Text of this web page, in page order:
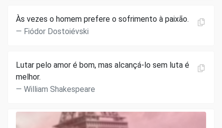
Às vezes o homem prefere o sofrimento à paixão.
Fiódor Dostoiévski
Lutar pelo amor é bom, mas alcançá-lo sem luta é
melhor.
William Shakespeare